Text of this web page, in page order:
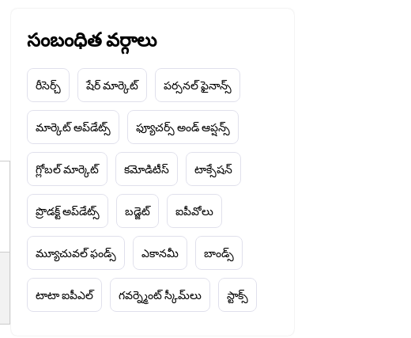
సంబంధిత వర్గాలు
రీసెర్చ్ షేర్ మార్కెట్ పర్సనల్ ఫైనాన్స్
మార్కెట్ అప్‌డేట్స్ ఫ్యూచర్స్ అండ్ ఆప్షన్స్
గ్లోబల్ మార్కెట్ కమోడిటీస్ టాక్సేషన్
ప్రొడక్ట్ అప్‌డేట్స్ బడ్జెట్ ఐపీవోలు
మ్యూచువల్ ఫండ్స్ ఎకానమీ బాండ్స్
టాటా ఐపీఎల్ గవర్న్మెంట్ స్కీమ్‌లు స్టాక్స్